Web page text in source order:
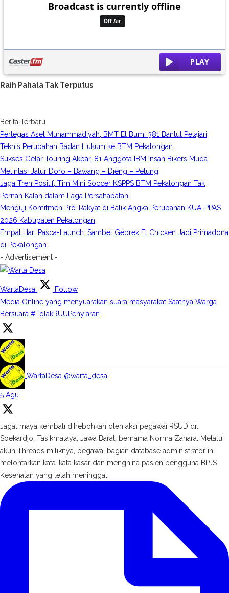
Raih Pahala Tak Terputus
Berita Terbaru
Pertegas Aset Muhammadiyah, BMT El Bumi 381 Bantul Pelajari
Teknis Perubahan Badan Hukum ke BTM Pekalongan
Sukses Gelar Touring Akbar, 81 Anggota IBM Insan Bikers Muda
Melintasi Jalur Doro – Bawang – Dieng – Petung
Jaga Tren Positif, Tim Mini Soccer KSPPS BTM Pekalongan Tak
Pernah Kalah dalam Laga Persahabatan
Menguji Komitmen Pro-Rakyat di Balik Angka Perubahan KUA-PPAS
2026 Kabupaten Pekalongan
Empat Hari Pasca-Launch: Sambel Geprek El Chicken Jadi Primadona
di Pekalongan
- Advertisement -
WartaDesa
Follow
Media Online yang menyuarakan suara masyarakat Saatnya Warga
Bersuara #TolakRUUPenyiaran
WartaDesa @warta_desa ·
5 Agu
Jagat maya kembali dihebohkan oleh aksi pegawai RSUD dr.
Soekardjo, Tasikmalaya, Jawa Barat, bernama Norma Zahara. Melalui
akun Threads miliknya, pegawai bagian database administrator ini
melontarkan kata-kata kasar dan menghina pasien pengguna BPJS
Kesehatan yang telah meninggal